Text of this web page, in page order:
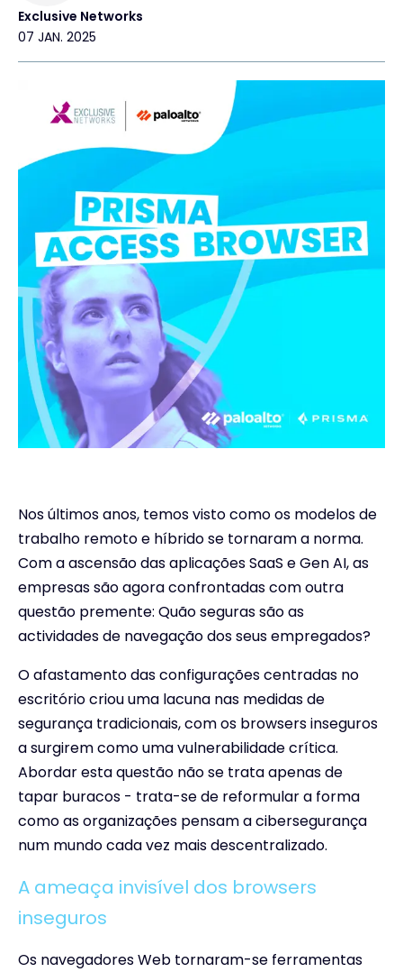
Exclusive Networks
07 JAN. 2025
Nos últimos anos, temos visto como os modelos de
trabalho remoto e híbrido se tornaram a norma.
Com a ascensão das aplicações SaaS e Gen AI, as
empresas são agora confrontadas com outra
questão premente: Quão seguras são as
actividades de navegação dos seus empregados?
O afastamento das configurações centradas no
escritório criou uma lacuna nas medidas de
segurança tradicionais, com os browsers inseguros
a surgirem como uma vulnerabilidade crítica.
Abordar esta questão não se trata apenas de
tapar buracos - trata-se de reformular a forma
como as organizações pensam a cibersegurança
num mundo cada vez mais descentralizado.
A ameaça invisível dos browsers
inseguros
Os navegadores Web tornaram-se ferramentas